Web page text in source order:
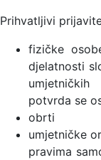
Prihvatljivi
fizičke
djelatnosti
potvrda se
obrti
umjetničke
pravima